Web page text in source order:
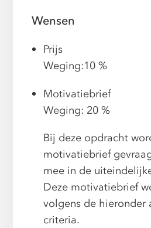
Wensen
Prijs
Weging:10 %
Motivatiebrief
Weging: 20 %
Bij deze opdracht
motivatiebrief
mee in de
Deze motivatiebrief
volgens de hieronder
criteria.